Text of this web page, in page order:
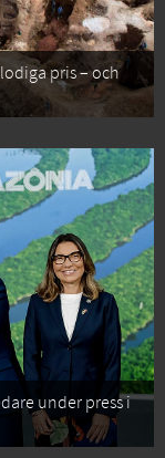
pris – och
under press i